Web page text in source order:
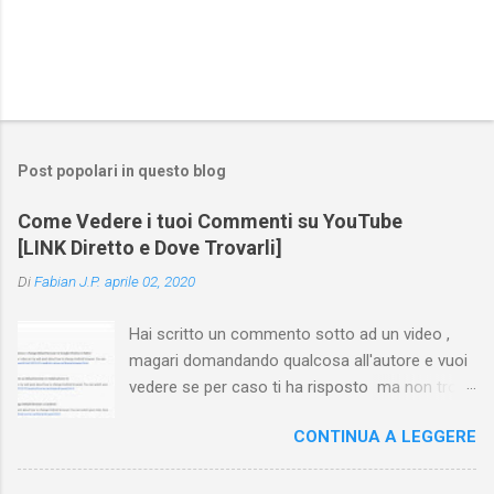
Post popolari in questo blog
Come Vedere i tuoi Commenti su YouTube
[LINK Diretto e Dove Trovarli]
DiFabian J.P. aprile 02, 2020
Hai scritto un commento sotto ad un video ,
magari domandando qualcosa all'autore e vuoi
vedere se per caso ti ha risposto ma non trovi
nessuna voce del tipo " cronologia commenti
YouTube " o cose simili? Vuoi sapere come
CONTINUA A LEGGERE